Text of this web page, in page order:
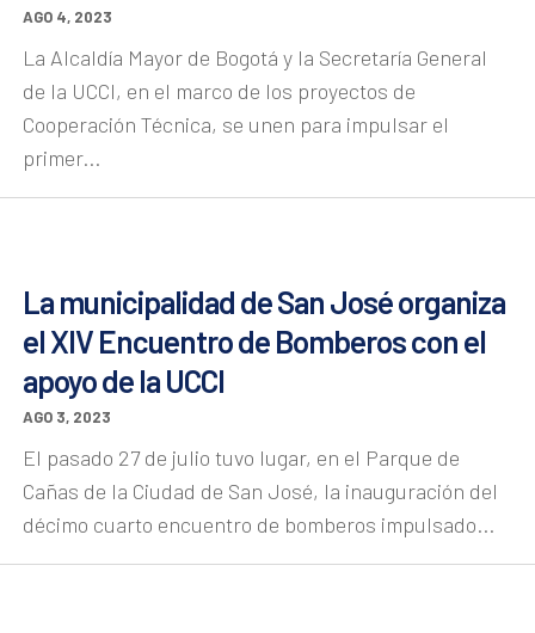
AGO 4, 2023
La Alcaldía Mayor de Bogotá y la Secretaría General
de la UCCI, en el marco de los proyectos de
Cooperación Técnica, se unen para impulsar el
primer...
La municipalidad de San José organiza
el XIV Encuentro de Bomberos con el
apoyo de la UCCI
AGO 3, 2023
El pasado 27 de julio tuvo lugar, en el Parque de
Cañas de la Ciudad de San José, la inauguración del
décimo cuarto encuentro de bomberos impulsado...